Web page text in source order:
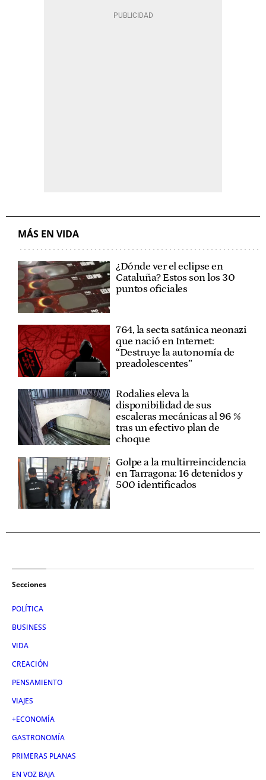
MÁS EN VIDA
¿Dónde ver el eclipse en
Cataluña? Estos son los 30
puntos oficiales
764, la secta satánica neonazi
que nació en Internet:
“Destruye la autonomía de
preadolescentes”
Rodalies eleva la
disponibilidad de sus
escaleras mecánicas al 96 %
tras un efectivo plan de
choque
Golpe a la multirreincidencia
en Tarragona: 16 detenidos y
500 identificados
Secciones
POLÍTICA
BUSINESS
VIDA
CREACIÓN
PENSAMIENTO
VIAJES
+ECONOMÍA
GASTRONOMÍA
PRIMERAS PLANAS
EN VOZ BAJA